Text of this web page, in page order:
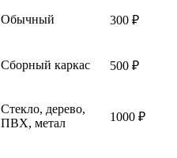
Обычный 300 ₽
Сборный каркас 500 ₽
Стекло, дерево,
ПВХ, метал
1000 ₽